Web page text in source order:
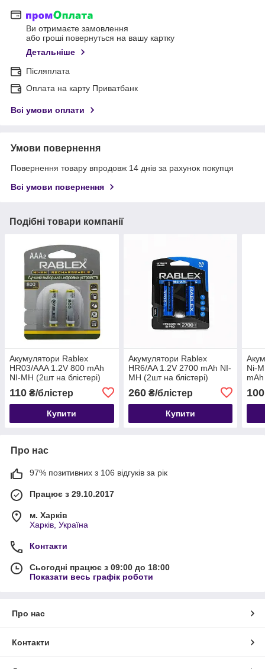
Ви отримаєте замовлення
або гроші повернуться на вашу картку
Детальніше
Післяплата
Оплата на карту Приватбанк
Всі умови оплати
Умови повернення
Повернення товару впродовж 14 днів за рахунок покупця
Всі умови повернення
Подібні товари компанії
Акумулятори Rablex
HR03/AAA 1.2V 800 mAh
NI-MH (2шт на блістері)
110 ₴/блістер
Купити
Акумулятори Rablex
HR6/AA 1.2V 2700 mAh NI-
MH (2шт на блістері)
260₴/блістер
Купити
Ni-
100
Про нас
97% позитивних з 106 відгуків за рік
Працює з 29.10.2017
м. Харків
Харків, Україна
Контакти
Сьогодні працює з 09:00 до 18:00
Показати весь графік роботи
Про нас
Контакти